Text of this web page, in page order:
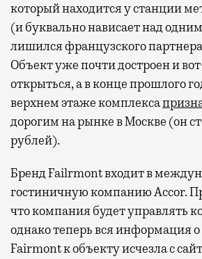
который находится у станции
(и буквально нависает над
лишился французского
Объект уже почти достроен и
открыться, а в конце прошлого
верхнем этаже комплекса
дорогим на рынке в Москве (он
рублей).
Бренд Failrmont входит в
гостиничную компанию Accor.
что компания будет управлять
однако теперь вся информация
Fairmont к объекту исчезла с